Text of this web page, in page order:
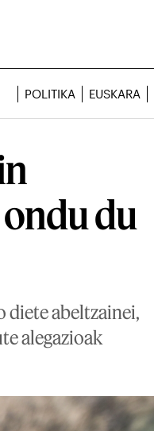
POLITIKA EUSKARA
du
diete abeltzainei,
alegazioak